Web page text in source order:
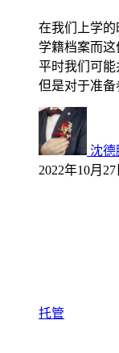
在我们上学
学籍档案而
平时我们可能
但是对于准
沈德
2022年10月27
托管